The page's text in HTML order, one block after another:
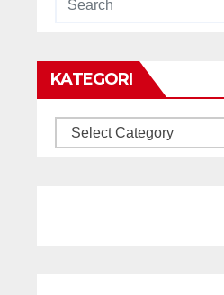
KATEGORI
KATEGORI